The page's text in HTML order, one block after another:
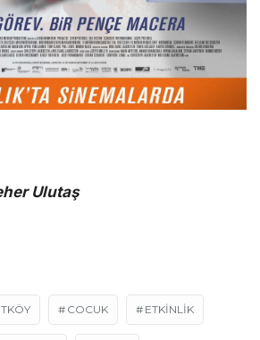
Ulutaş
COCUK ETKINLIK